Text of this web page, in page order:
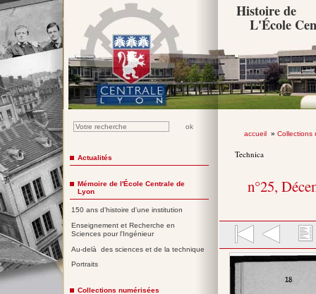
Histoire de
L'École
accueil» Collections
Technica
n°25,
Actualités
Mémoire de l'École Centrale de
Lyon
150 ans d'histoire d'une institution
Enseignement et Recherche en
Sciences pour l'Ingénieur
Au-delà des sciences et de la technique
Portraits
Collections numérisées